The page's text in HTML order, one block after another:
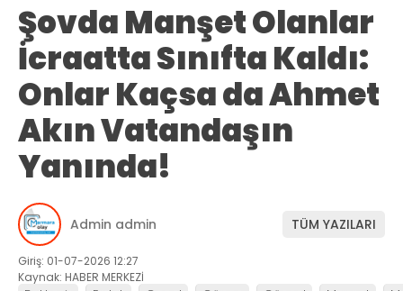
Şovda Manşet Olanlar
İcraatta Sınıfta Kaldı:
Onlar Kaçsa da Ahmet
Akın Vatandaşın
Yanında!
Admin admin TÜM YAZILARI
Giriş: 01-07-2026 12:27
Kaynak: HABER MERKEZİ